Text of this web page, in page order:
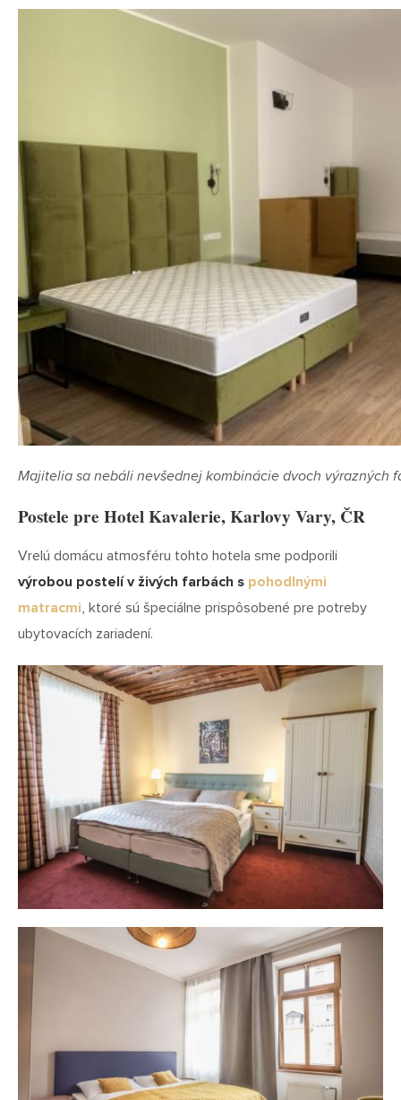
Majitelia sa nebáli nevšednej kombinácie dvoch výrazných
Postele pre Hotel Kavalerie, Karlovy Vary, ČR
Vrelú domácu atmosféru tohto hotela sme podporili
výrobou postelí v živých farbách s pohodlnými
matracmi, ktoré sú špeciálne prispôsobené pre potreby
ubytovacích zariadení.